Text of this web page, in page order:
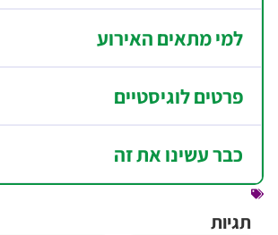
למי מתאים האירוע
פרטים לוגיסטיים
כבר עשינו את זה
תגיות